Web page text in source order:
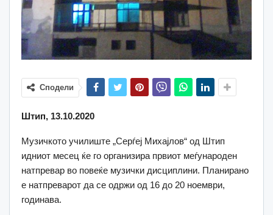
Сподели
Штип, 13.10.2020
Музичкото училиште „Серѓеј Михајлов“ од Штип
идниот месец ќе го организира првиот меѓународен
натпревар во повеќе музички дисциплини. Планирано
е натпреварот да се одржи од 16 до 20 ноември,
годинава.